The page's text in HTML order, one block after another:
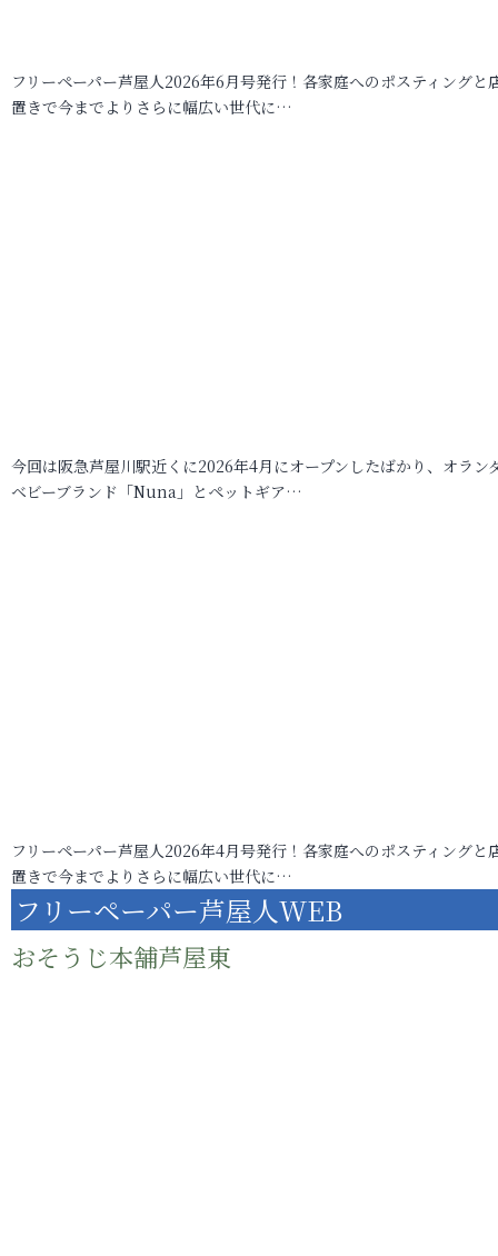
フリーペーパー芦屋人2026年6月号発行！各家庭へのポスティングと
置きで今までよりさらに幅広い世代に…
今回は阪急芦屋川駅近くに2026年4月にオープンしたばかり、オラン
ベビーブランド「Nuna」とペットギア…
フリーペーパー芦屋人2026年4月号発行！各家庭へのポスティングと
置きで今までよりさらに幅広い世代に…
フリーペーパー芦屋人WEB
おそうじ本舗芦屋東